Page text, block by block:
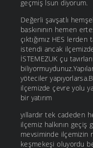
geçmiş lsun diyorum.
Değerli şavşatlı
baskınının hemen
çıktığımız HES
istendi ancak
İSTEMEZUK çu
yöteciler
ilçemizde çevre yolu
bir yatırım
yıllardır tek cadeden
ilçemiz halkının geçiş
mevsiminde ilçemizin
keşmekeşi oluyordu